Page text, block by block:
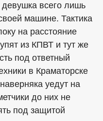
всего лишь
машине. Тактика
на расстояние
из КПВТ и тут же
под ответный
в Краматорске
уедут на
до них не
под защитой